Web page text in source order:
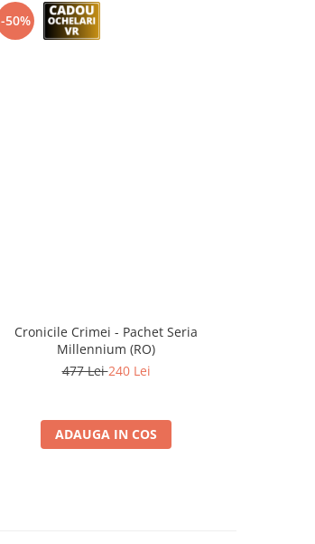
-50%
Cronicile Crimei - Pachet Seria
Millennium (RO)
477 Lei240 Lei
ADAUGA IN COS